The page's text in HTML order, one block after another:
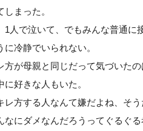
まった。
1人で泣いて、でもみんな普通
冷静でいられない。
方が母親と同じだって気づいたの
好きな人もいた。
レ方する人なんて嫌だよね、そ
なにダメなんだろうってぐるぐ